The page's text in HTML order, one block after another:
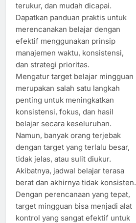
terukur, dan mudah dicapai.
Dapatkan panduan praktis untuk
merencanakan belajar dengan
efektif menggunakan prinsip
manajemen waktu, konsistensi,
dan strategi prioritas.
Mengatur target belajar mingguan
merupakan salah satu langkah
penting untuk meningkatkan
konsistensi, fokus, dan hasil
belajar secara keseluruhan.
Namun, banyak orang terjebak
dengan target yang terlalu besar,
tidak jelas, atau sulit diukur.
Akibatnya, jadwal belajar terasa
berat dan akhirnya tidak konsisten.
Dengan perencanaan yang tepat,
target mingguan bisa menjadi alat
kontrol yang sangat efektif untuk